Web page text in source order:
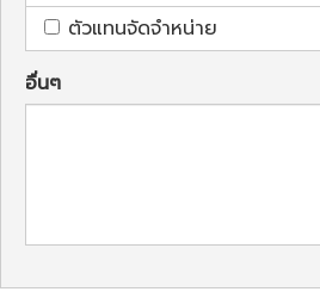
ตัวแทนจัดจำหน่าย
อื่นๆ